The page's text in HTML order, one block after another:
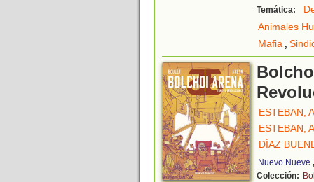
Temática:
Animales
Mafia,
ESTEBAN,
ESTEBAN,
DÍAZ
Nuevo Nueve
Colección: